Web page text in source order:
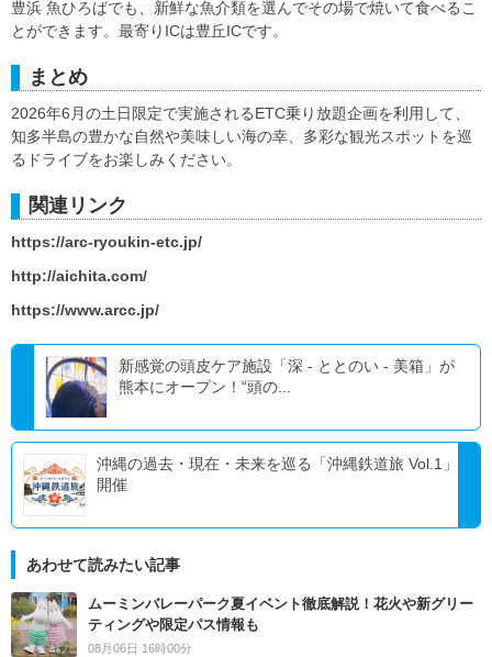
豊浜 魚ひろばでも、新鮮な魚介類を選んでその場で焼いて食べるこ
とができます。最寄りICは豊丘ICです。
まとめ
2026年6月の土日限定で実施されるETC乗り放題企画を利用して、
知多半島の豊かな自然や美味しい海の幸、多彩な観光スポットを巡
るドライブをお楽しみください。
関連リンク
https://arc-ryoukin-etc.jp/
http://aichita.com/
https://www.arcc.jp/
新感覚の頭皮ケア施設「深 - ととのい - 美箱」が
熊本にオープン！“頭の...
沖縄の過去・現在・未来を巡る「沖縄鉄道旅 Vol.1」
開催
あわせて読みたい記事
ムーミンバレーパーク夏イベント徹底解説！花火や新グリー
ティングや限定パス情報も
08月06日 16時00分